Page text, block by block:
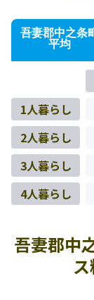
吾妻郡中之条
平均
1人暮らし
2人暮らし
3人暮らし
4人暮らし
吾妻郡中